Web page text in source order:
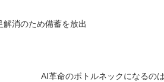
解消のため備蓄を放出
AI革命のボトルネックになるの